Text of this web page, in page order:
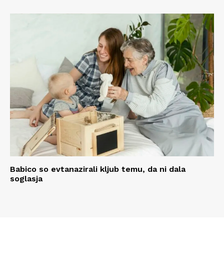
Babico so evtanazirali kljub temu, da ni dala
soglasja